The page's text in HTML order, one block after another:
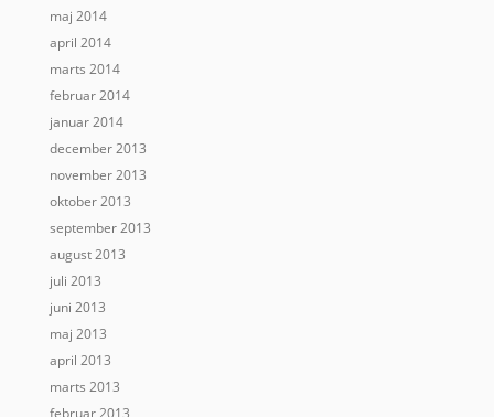
maj 2014
april 2014
marts 2014
februar 2014
januar 2014
december 2013
november 2013
oktober 2013
september 2013
august 2013
juli 2013
juni 2013
maj 2013
april 2013
marts 2013
februar 2013